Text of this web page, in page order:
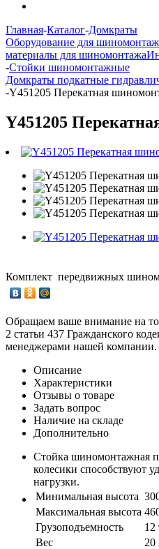
Главная-Каталог-Домкраты
Оборудование для
материалы для шиномонтажа
-Стойки шиномонтажные
Домкраты подкатные
-Y451205 Перекатная
Y451205
Комплект передвижных
Обращаем ваше внимание на
2 статьи 437 Гражданского
менеджерами нашей компании.
Описание
Характеристики
Отзывы о товаре
Задать вопрос
Наличие на складе
Дополнительно
Стойка шиномонтажная
колесики способствуют
нагрузки.
Минимальная высота
Максимальная высота
Грузоподъемность
12
Вес
20